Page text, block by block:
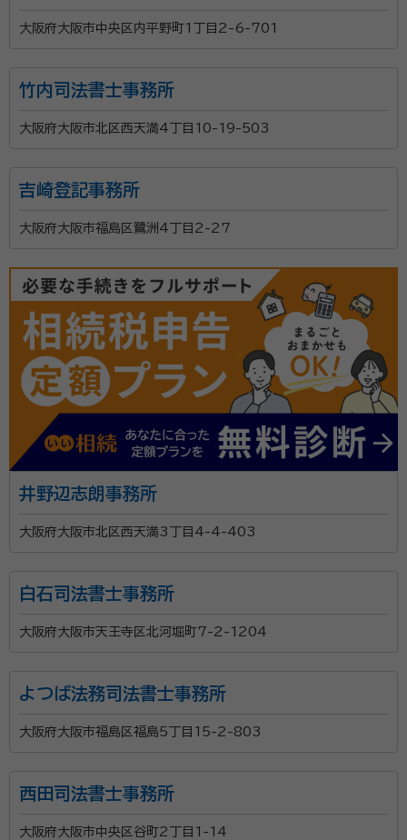
大阪府大阪市中央区内平野町1丁目2-6-701
竹内司法書士事務所
大阪府大阪市北区西天満4丁目10-19-503
吉崎登記事務所
大阪府大阪市福島区鷺洲4丁目2-27
井野辺志朗事務所
大阪府大阪市北区西天満3丁目4-4-403
白石司法書士事務所
大阪府大阪市天王寺区北河堀町7-2-1204
よつば法務司法書士事務所
大阪府大阪市福島区福島5丁目15-2-803
西田司法書士事務所
大阪府大阪市中央区谷町2丁目1-14